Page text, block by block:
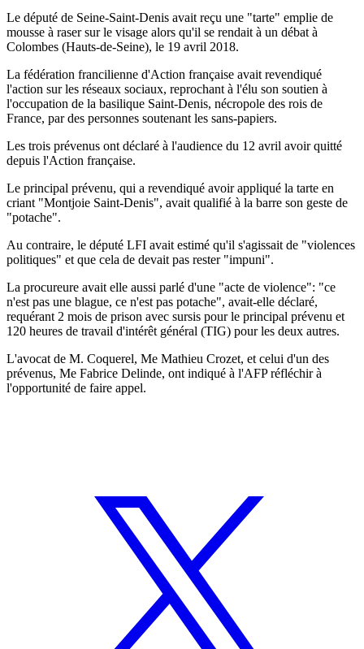
Le député de Seine-Saint-Denis avait reçu une "tarte" emplie de
mousse à raser sur le visage alors qu'il se rendait à un débat à
Colombes (Hauts-de-Seine), le 19 avril 2018.
La fédération francilienne d'Action française avait revendiqué
l'action sur les réseaux sociaux, reprochant à l'élu son soutien à
l'occupation de la basilique Saint-Denis, nécropole des rois de
France, par des personnes soutenant les sans-papiers.
Les trois prévenus ont déclaré à l'audience du 12 avril avoir quitté
depuis l'Action française.
Le principal prévenu, qui a revendiqué avoir appliqué la tarte en
criant "Montjoie Saint-Denis", avait qualifié à la barre son geste de
"potache".
Au contraire, le député LFI avait estimé qu'il s'agissait de "violences
politiques" et que cela de devait pas rester "impuni".
La procureure avait elle aussi parlé d'une "acte de violence": "ce
n'est pas une blague, ce n'est pas potache", avait-elle déclaré,
requérant 2 mois de prison avec sursis pour le principal prévenu et
120 heures de travail d'intérêt général (TIG) pour les deux autres.
L'avocat de M. Coquerel, Me Mathieu Crozet, et celui d'un des
prévenus, Me Fabrice Delinde, ont indiqué à l'AFP réfléchir à
l'opportunité de faire appel.